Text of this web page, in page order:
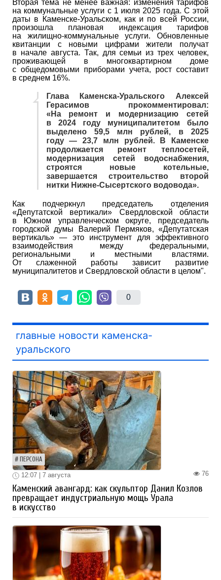
Вторая тема не менее важная: изменения тарифов
на коммунальные услуги с 1 июля 2025 года. С этой
даты в Каменске-Уральском, как и по всей России,
произошла плановая индексация тарифов
на жилищно-коммунальные услуги. Обновленные
квитанции с новыми цифрами жители получат
в начале августа. Так, для семьи из трех человек,
проживающей в многоквартирном доме
с общедомовыми приборами учета, рост составит
в среднем 16%.
Глава Каменска-Уральского Алексей
Герасимов прокомментировал:
«На ремонт и модернизацию сетей
в 2024 году муниципалитетом было
выделено 59,5 млн рублей, в 2025
году — 23,7 млн рублей. В Каменске
продолжается ремонт теплосетей,
модернизация сетей водоснабжения,
строятся новые котельные,
завершается строительство второй
нитки Нижне-Сысертского водовода».
Как подчеркнул председатель отделения
«Депутатской вертикали» Свердловской области
в Южном управленческом округе, председатель
городской думы Валерий Пермяков, «Депутатская
вертикаль» — это инструмент для эффективного
взаимодействия между федеральными,
региональными и местными властями.
От слаженной работы зависит развитие
муниципалитетов и Свердловской области в целом".
0
главные новости каменска-
уральского
ПЕРСОНА
76
12:07 | 7 августа
Каменский авангард: как скульптор Данил Козлов
превращает индустриальную мощь Урала
в искусство